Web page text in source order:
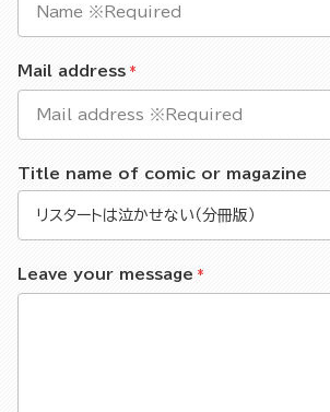
Mail address
Title name of comic or magazine
Leave your message